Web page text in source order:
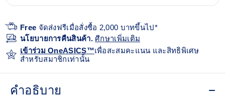
Free จัดส่งฟรีเมื่อสั่งซื้อ 2,000 บาทขึ้นไป*
นโยบายการคืนสินค้า.ศีกษาเพิ่มเติม
เข้าร่วม OneASICS™เพื่อสะสมคะแนน และสิทธิพิเศษ
สำหรับสมาชิกเท่านั้น
คำอธิบาย